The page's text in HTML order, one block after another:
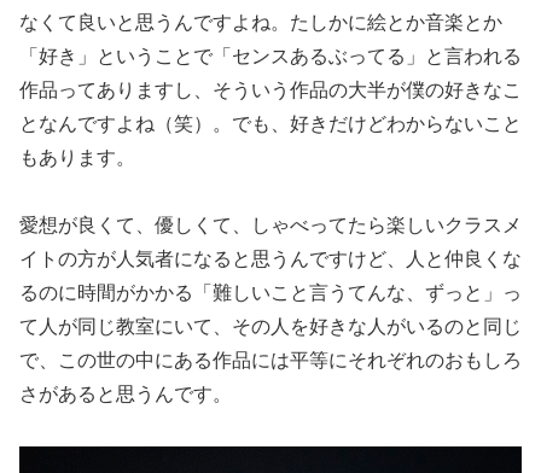
なくて良いと思うんですよね。たしかに絵とか音楽とか
「好き」ということで「センスあるぶってる」と言われる
作品ってありますし、そういう作品の大半が僕の好きなこ
となんですよね（笑）。でも、好きだけどわからないこと
もあります。
愛想が良くて、優しくて、しゃべってたら楽しいクラスメ
イトの方が人気者になると思うんですけど、人と仲良くな
るのに時間がかかる「難しいこと言うてんな、ずっと」っ
て人が同じ教室にいて、その人を好きな人がいるのと同じ
で、この世の中にある作品には平等にそれぞれのおもしろ
さがあると思うんです。